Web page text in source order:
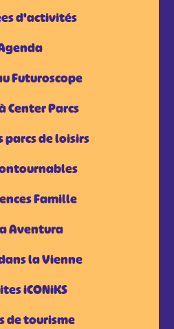
d'activités
Futuroscope
Center Parcs
parcs de loisirs
Famille
Aventura
la Vienne
iCONiKS
de tourisme